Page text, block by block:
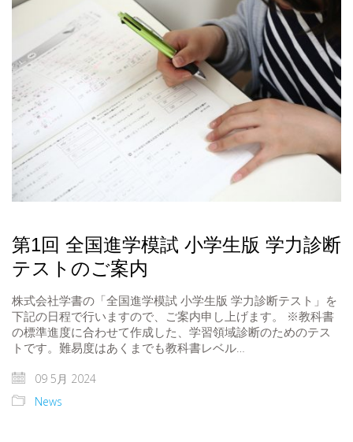
第1回 全国進学模試 小学生版 学力診断
テストのご案内
株式会社学書の「全国進学模試 小学生版 学力診断テスト」を
下記の日程で行いますので、ご案内申し上げます。 ※教科書
の標準進度に合わせて作成した、学習領域診断のためのテス
トです。難易度はあくまでも教科書レベル…
09 5月 2024
News